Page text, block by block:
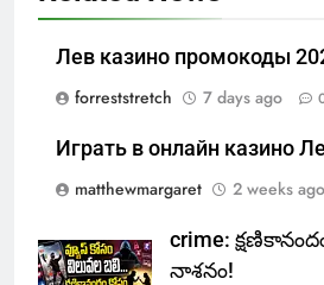
Лев казино промокоды
forreststretch
7 days ago
Играть в онлайн казино
matthewmargaret
2 weeks ago
crime:
నాశనం!